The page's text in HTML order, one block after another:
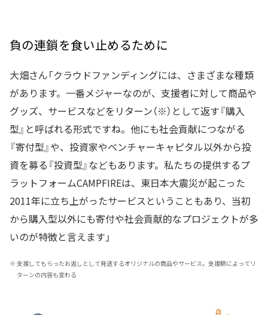
負の連鎖を食い止めるために
大畑さん「クラウドファンディングには、さまざまな種類
があります。一番メジャーなのが、支援者に対して商品や
グッズ、サービスなどをリターン（※）として返す『購入
型』と呼ばれる形式ですね。他にも社会貢献につながる
『寄付型』や、投資家やベンチャーキャピタル以外から投
資を募る『投資型』などもあります。私たちの提供するプ
ラットフォームCAMPFIREは、東日本大震災が起こった
2011年に立ち上がったサービスということもあり、当初
から購入型以外にも寄付や社会貢献的なプロジェクトが多
いのが特徴と言えます」
※ 支援してもらったお返しとして発送するオリジナルの商品やサービス。支援額によってリ
ターンの内容も変わる